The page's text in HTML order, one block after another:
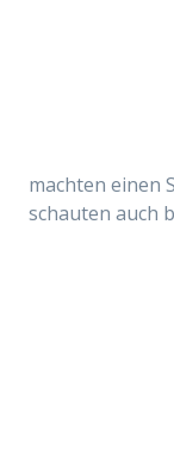
machten einen
schauten auch